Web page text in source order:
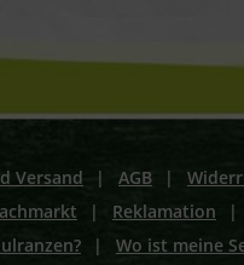
Versand | AGB |
| Reklamation |
| Wo ist meine